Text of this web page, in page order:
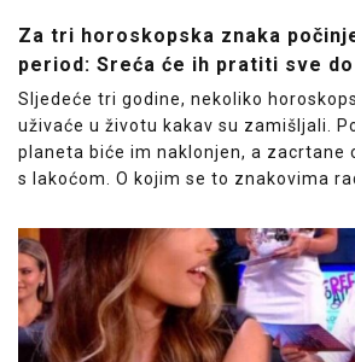
Za tri horoskopska znaka
period: Sreća će ih pratiti sve do
Sljedeće tri godine, nekoliko
uživaće u životu kakav su zamišljali.
planeta biće im naklonjen, a zacrtane
s lakoćom. O kojim se to znakovima